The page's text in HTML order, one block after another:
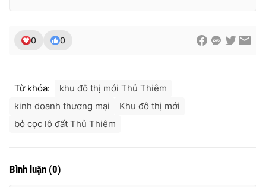
0 0
Từ khóa:
khu đô thị mới Thủ Thiêm
kinh doanh thương mại
Khu đô thị mới
bỏ cọc lô đất Thủ Thiêm
Bình luận (0)